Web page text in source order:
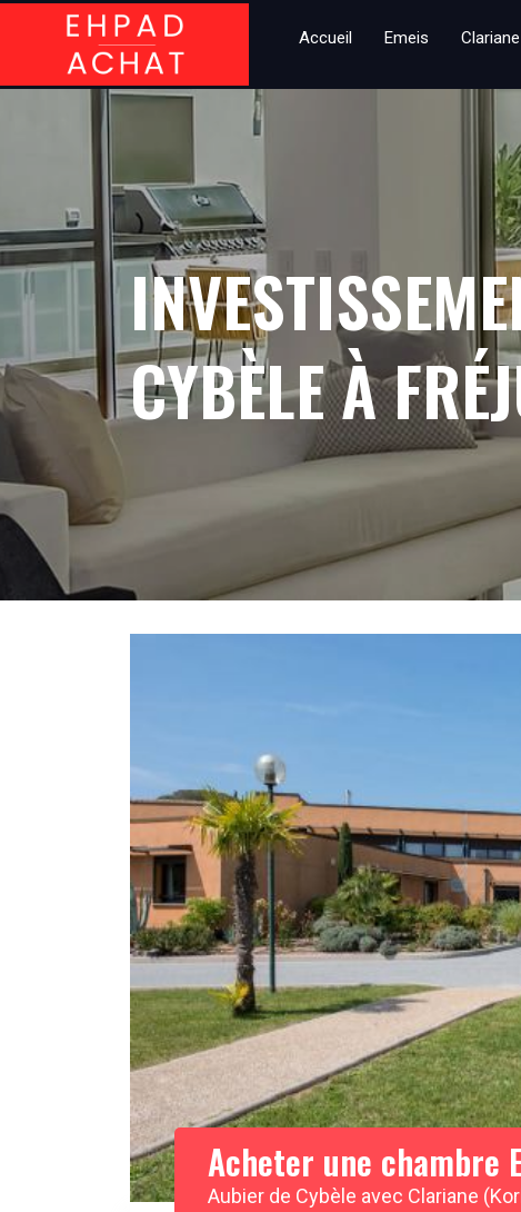
Accueil Emeis Clariane
CYBÈLE À
Acheter une chambre
Aubier de Cybèle avec Clariane